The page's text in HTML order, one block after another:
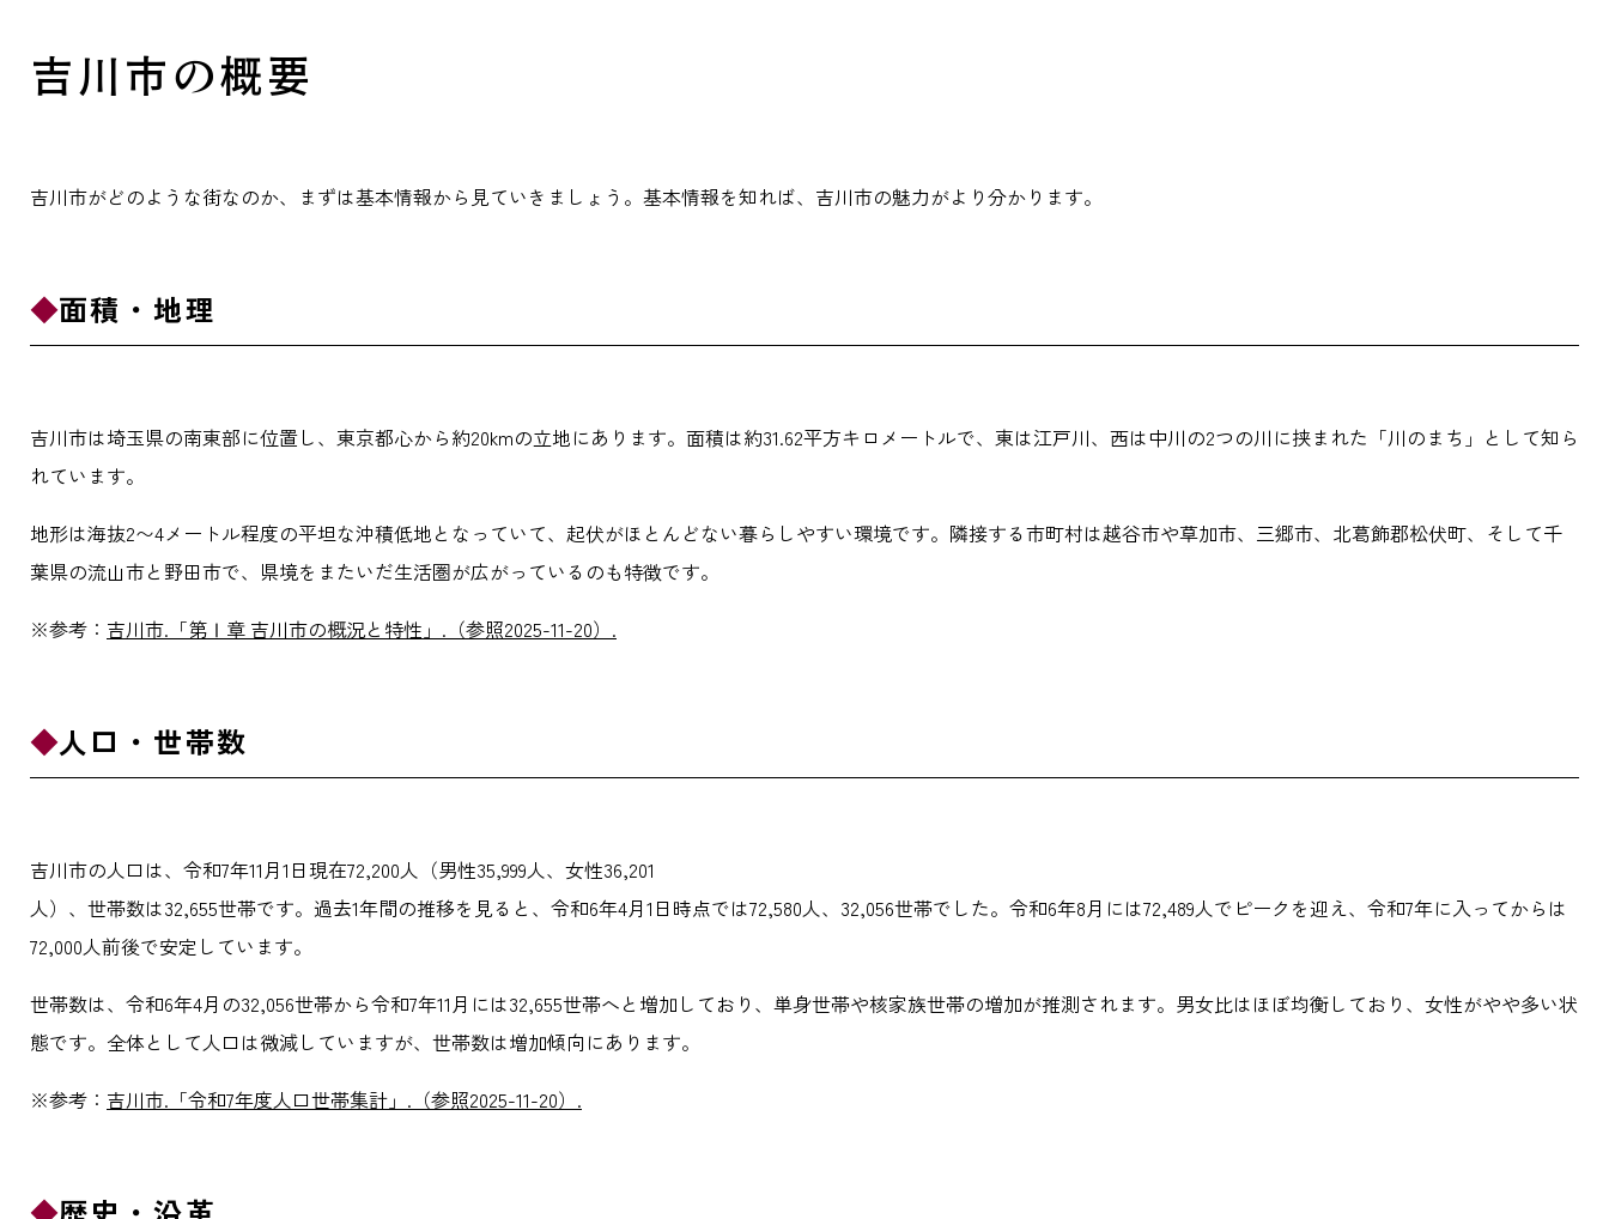
吉川市の概要
吉川市がどのような街なのか、まずは基本情報から見ていきましょう。基本情報を知れば、吉川市の魅力がより分かります。
面積・地理
吉川市は埼玉県の南東部に位置し、東京都心から約20kmの立地にあります。面積は約31.62平方キロメートルで、東は江戸川、西は中川の2つの川に挟まれた「川のまち」として知ら
れています。
地形は海抜2〜4メートル程度の平坦な沖積低地となっていて、起伏がほとんどない暮らしやすい環境です。隣接する市町村は越谷市や草加市、三郷市、北葛飾郡松伏町、そして千
葉県の流山市と野田市で、県境をまたいだ生活圏が広がっているのも特徴です。
※参考： 吉川市.「第Ⅰ章 吉川市の概況と特性」.（参照2025-11-20）.
人口・世帯数
吉川市の人口は、令和7年11月1日現在72,200人（男性35,999人、女性36,201
人）、世帯数は32,655世帯です。過去1年間の推移を見ると、令和6年4月1日時点では72,580人、32,056世帯でした。令和6年8月には72,489人でピークを迎え、令和7年に入ってからは
72,000人前後で安定しています。
世帯数は、令和6年4月の32,056世帯から令和7年11月には32,655世帯へと増加しており、単身世帯や核家族世帯の増加が推測されます。男女比はほぼ均衡しており、女性がやや多い状
態です。全体として人口は微減していますが、世帯数は増加傾向にあります。
※参考： 吉川市.「令和7年度人口世帯集計」.（参照2025-11-20）.